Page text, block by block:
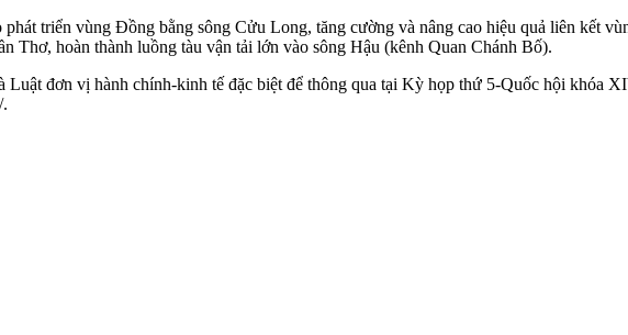
triển vùng Đồng bằng sông Cửu Long, tăng cường và nâng cao hiệu quả liên kết
Thơ, hoàn thành luồng tàu vận tải lớn vào sông Hậu (kênh Quan Chánh Bố).
đơn vị hành chính-kinh tế đặc biệt để thông qua tại Kỳ họp thứ 5-Quốc hội khóa